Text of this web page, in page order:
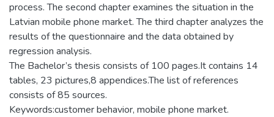
process. The second chapter examines the situation in the
Latvian mobile phone market. The third chapter analyzes the
results of the questionnaire and the data obtained by
regression analysis.
The Bachelor’s thesis consists of 100 pages.It contains 14
tables, 23 pictures,8 appendices.The list of references
consists of 85 sources.
Keywords:customer behavior, mobile phone market.